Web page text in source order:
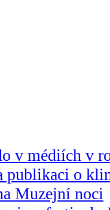
v médiích v
publikaci o
Muzejní noci